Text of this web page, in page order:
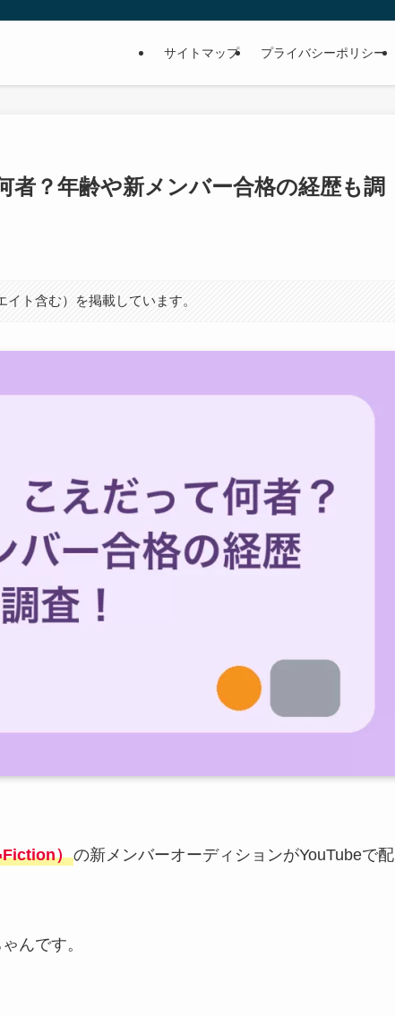
サイトマップ プライバシーポリシー
者？年齢や新メンバー合格の経歴も調
ト含む）を掲載しています。
）の新メンバーオーディションがYouTubeで配
んです。